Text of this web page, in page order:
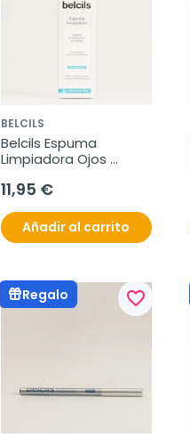
BELCILS
Belcils Espuma
Limpiadora Ojos
11,95 €
Añadir al carrito
Regalo favorite_border